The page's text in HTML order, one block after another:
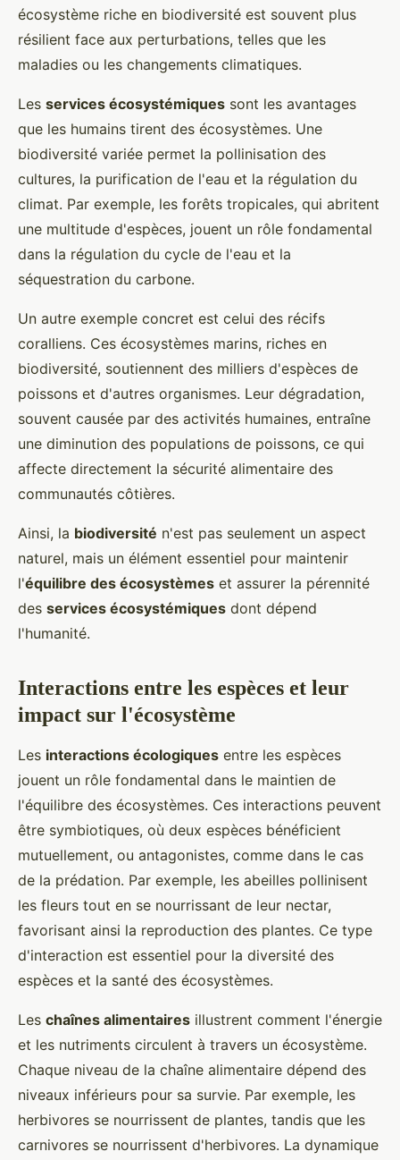
écosystème riche en biodiversité est souvent plus
résilient face aux perturbations, telles que les
maladies ou les changements climatiques.
Les services écosystémiques sont les avantages
que les humains tirent des écosystèmes. Une
biodiversité variée permet la pollinisation des
cultures, la purification de l'eau et la régulation du
climat. Par exemple, les forêts tropicales, qui abritent
une multitude d'espèces, jouent un rôle fondamental
dans la régulation du cycle de l'eau et la
séquestration du carbone.
Un autre exemple concret est celui des récifs
coralliens. Ces écosystèmes marins, riches en
biodiversité, soutiennent des milliers d'espèces de
poissons et d'autres organismes. Leur dégradation,
souvent causée par des activités humaines, entraîne
une diminution des populations de poissons, ce qui
affecte directement la sécurité alimentaire des
communautés côtières.
Ainsi, la biodiversité n'est pas seulement un aspect
naturel, mais un élément essentiel pour maintenir
l'équilibre des écosystèmes et assurer la pérennité
des services écosystémiques dont dépend
l'humanité.
Interactions entre les espèces et leur
impact sur l'écosystème
Les interactions écologiques entre les espèces
jouent un rôle fondamental dans le maintien de
l'équilibre des écosystèmes. Ces interactions peuvent
être symbiotiques, où deux espèces bénéficient
mutuellement, ou antagonistes, comme dans le cas
de la prédation. Par exemple, les abeilles pollinisent
les fleurs tout en se nourrissant de leur nectar,
favorisant ainsi la reproduction des plantes. Ce type
d'interaction est essentiel pour la diversité des
espèces et la santé des écosystèmes.
Les chaînes alimentaires illustrent comment l'énergie
et les nutriments circulent à travers un écosystème.
Chaque niveau de la chaîne alimentaire dépend des
niveaux inférieurs pour sa survie. Par exemple, les
herbivores se nourrissent de plantes, tandis que les
carnivores se nourrissent d'herbivores. La dynamique